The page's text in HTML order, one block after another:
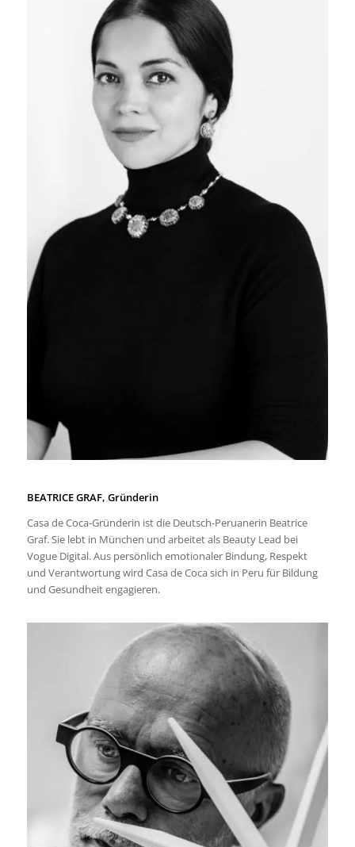
BEATRICE GRAF, Gründerin
Casa de Coca-Gründerin ist die Deutsch-Peruanerin Beatrice
Graf. Sie lebt in München und arbeitet als Beauty Lead bei
Vogue Digital. Aus persönlich emotionaler Bindung, Respekt
und Verantwortung wird Casa de Coca sich in Peru für Bildung
und Gesundheit engagieren.